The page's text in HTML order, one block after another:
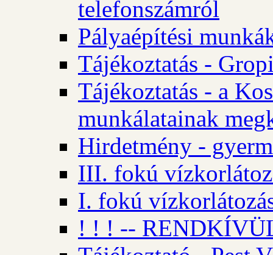
telefonszámról
Pályaépítési
Tájékoztatás -
Tájékoztatás - a
munkálatainak
Hirdetmény -
III. fokú
I. fokú
! ! ! --